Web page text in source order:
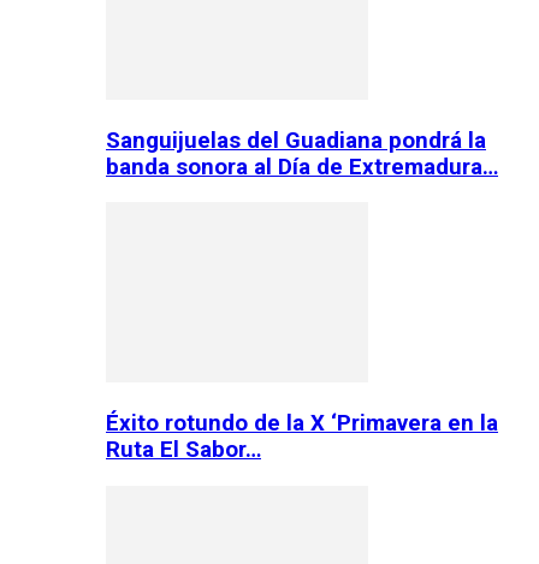
Sanguijuelas del Guadiana pondrá la
banda sonora al Día de Extremadura…
Éxito rotundo de la X ‘Primavera en la
Ruta El Sabor…